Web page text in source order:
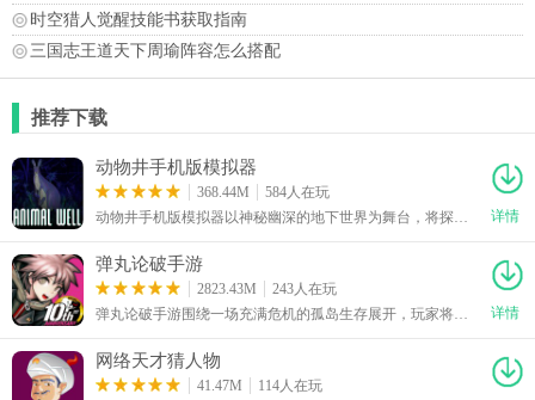
时空猎人觉醒技能书获取指南
三国志王道天下周瑜阵容怎么搭配
推荐下载
动物井手机版模拟器
368.44M
584人在玩
动物井手机版模拟器以神秘幽深的地下世界为舞台，将探索、解谜与收集玩法巧妙结合，带领玩家进入一个既奇幻又充满未知的迷宫。冒险过程中需要灵活使用各种特殊道具，与形态各异的动物和神秘生物互动，并从环境细节中寻找破解机关的方法。动物井手机版模拟器安卓版下载后，游戏没有单一的探索路线，隐藏区域和特殊线索遍布地图，玩家还能逐步收集散落的物品与彩蛋。当完成64颗蛋的收集后，还能进一步解锁隐藏结局，为整个冒险增添更多探索动力。
详情
弹丸论破手游
2823.43M
243人在玩
弹丸论破手游围绕一场充满危机的孤岛生存展开，玩家将在贾巴沃克岛与众多性格迥异的角色共同生活，并随着事件发生逐步揭开隐藏在背后的真相。游戏将探索、调查和推理审判紧密串联，需要搜集现场线索、整理证据，并在班级审判中通过逻辑判断找出关键矛盾。弹丸论破手游中文版下载后，丰富的剧情发展搭配角色互动、赠送礼物等养成内容，让推理过程更具代入感，同时支持简体中文，方便玩家深入体验这场充满悬念的绝望冒险。
详情
网络天才猜人物
41.47M
114人在玩